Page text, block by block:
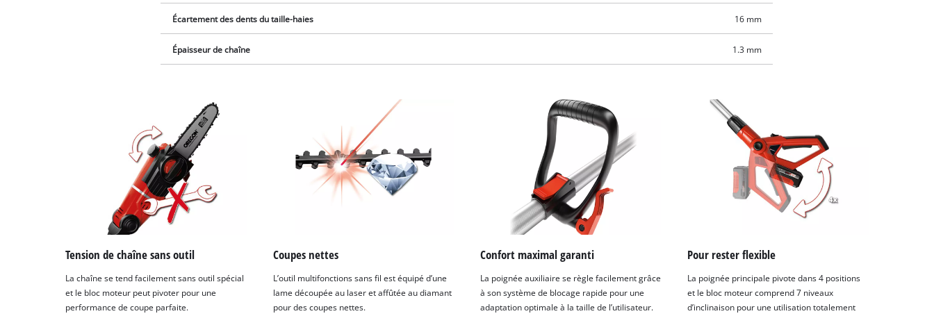
Écartement des dents du taille-haies 16 mm
Épaisseur de chaîne 1.3 mm
Tension de chaîne sans outil
La chaîne se tend facilement sans outil spécial
et le bloc moteur peut pivoter pour une
performance de coupe parfaite.
Coupes nettes
L’outil multifonctions sans fil est équipé d’une
lame découpée au laser et affûtée au diamant
pour des coupes nettes.
Confort maximal garanti
La poignée auxiliaire se règle facilement grâce
à son système de blocage rapide pour une
adaptation optimale à la taille de l’utilisateur.
Pour rester flexible
La poignée principale pivote dans 4 positions
et le bloc moteur comprend 7 niveaux
d’inclinaison pour une utilisation totalement